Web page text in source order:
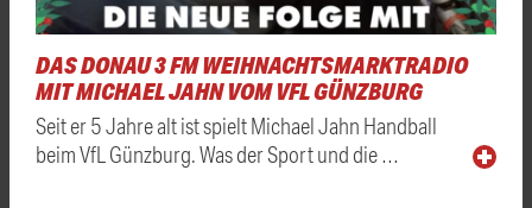
DAS DONAU 3 FM WEIHNACHTSMARKTRADIO
MIT MICHAEL JAHN VOM VFL GÜNZBURG
Seit er 5 Jahre alt ist spielt Michael Jahn Handball
beim VfL Günzburg. Was der Sport und die …